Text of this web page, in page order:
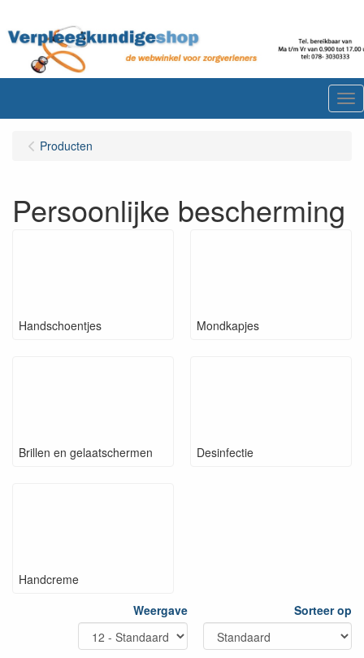
Producten
Persoonlijke bescherming
Handschoentjes Mondkapjes
Brillen en gelaatschermen Desinfectie
Handcreme
Weergave
Sorteer op